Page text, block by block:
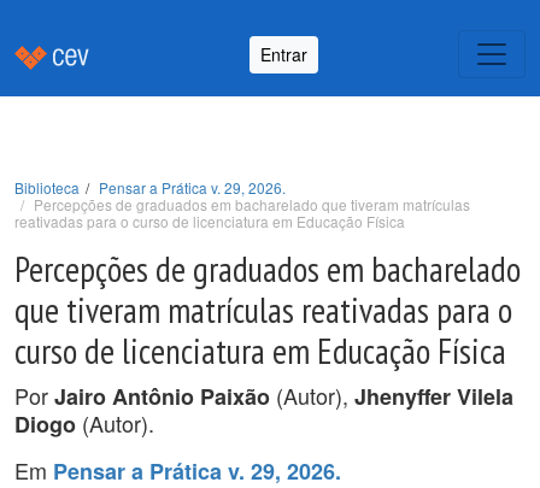
Entrar
Biblioteca
Pensar a Prática v. 29, 2026.
Percepções de graduados em bacharelado que tiveram matrículas
reativadas para o curso de licenciatura em Educação Física
Percepções de graduados em bacharelado
que tiveram matrículas reativadas para o
curso de licenciatura em Educação Física
PorJairo Antônio Paixão (Autor), Jhenyffer Vilela
Diogo (Autor).
Em Pensar a Prática v. 29, 2026.